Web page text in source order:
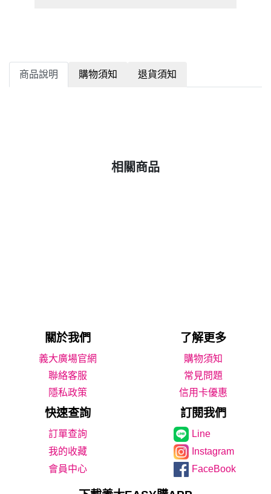
商品說明 購物須知 退貨須知
相關商品
關於我們 了解更多
義大廣場官網
購物須知
聯絡客服
常見問題
隱私政策
信用卡優惠
快速查詢 訂閱我們
Line
我的收藏
Instagram
會員中心
FaceBook